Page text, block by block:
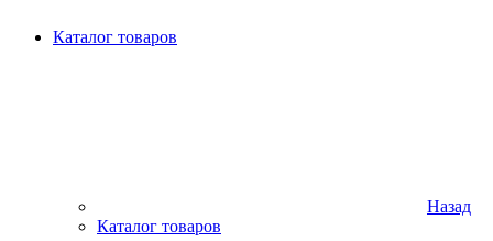
Каталог товаров
Назад
Каталог товаров